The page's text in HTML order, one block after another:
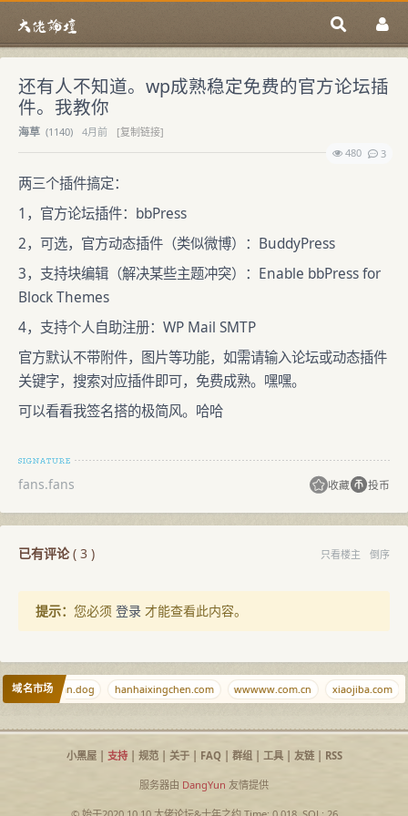
还有人不知道。wp成熟稳定免费的官方论坛插
件。我教你
海草 (1140) 4月前
[复制链接]
480
3
两三个插件搞定：
1，官方论坛插件：bbPress
2，可选，官方动态插件（类似微博）：BuddyPress
3，支持块编辑（解决某些主题冲突）：Enable bbPress for
Block Themes
4，支持个人自助注册：WP Mail SMTP
官方默认不带附件，图片等功能，如需请输入论坛或动态插件
关键字，搜索对应插件即可，免费成熟。嘿嘿。
可以看看我签名搭的极简风。哈哈
fans.fans 收藏 投币
已有评论( 3 ) 只看楼主 倒序
提示： 您必须 登录 才能查看此内容。
域名市场ciyuan.dog hanhaixingchen.com wwwww.com.cn xiaojiba.com
小黑屋| 支持| 规范| 关于| FAQ| 群组| 工具| 友链| RSS
服务器由 DangYun 友情提供